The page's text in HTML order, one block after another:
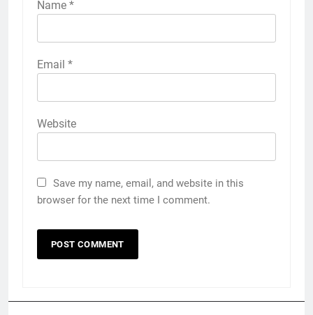
Name *
Email *
Website
Save my name, email, and website in this
browser for the next time I comment.